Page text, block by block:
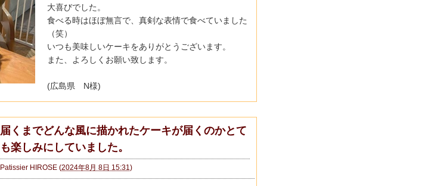
大喜びでした。
食べる時はほぼ無言で、真剣な表情で食べていました
（笑）
いつも美味しいケーキをありがとうございます。
また、よろしくお願い致します。
(広島県 N様)
届くまでどんな風に描かれたケーキが届くのかとて
も楽しみにしていました。
Patissier HIROSE(2024年8月 8日 15:31)